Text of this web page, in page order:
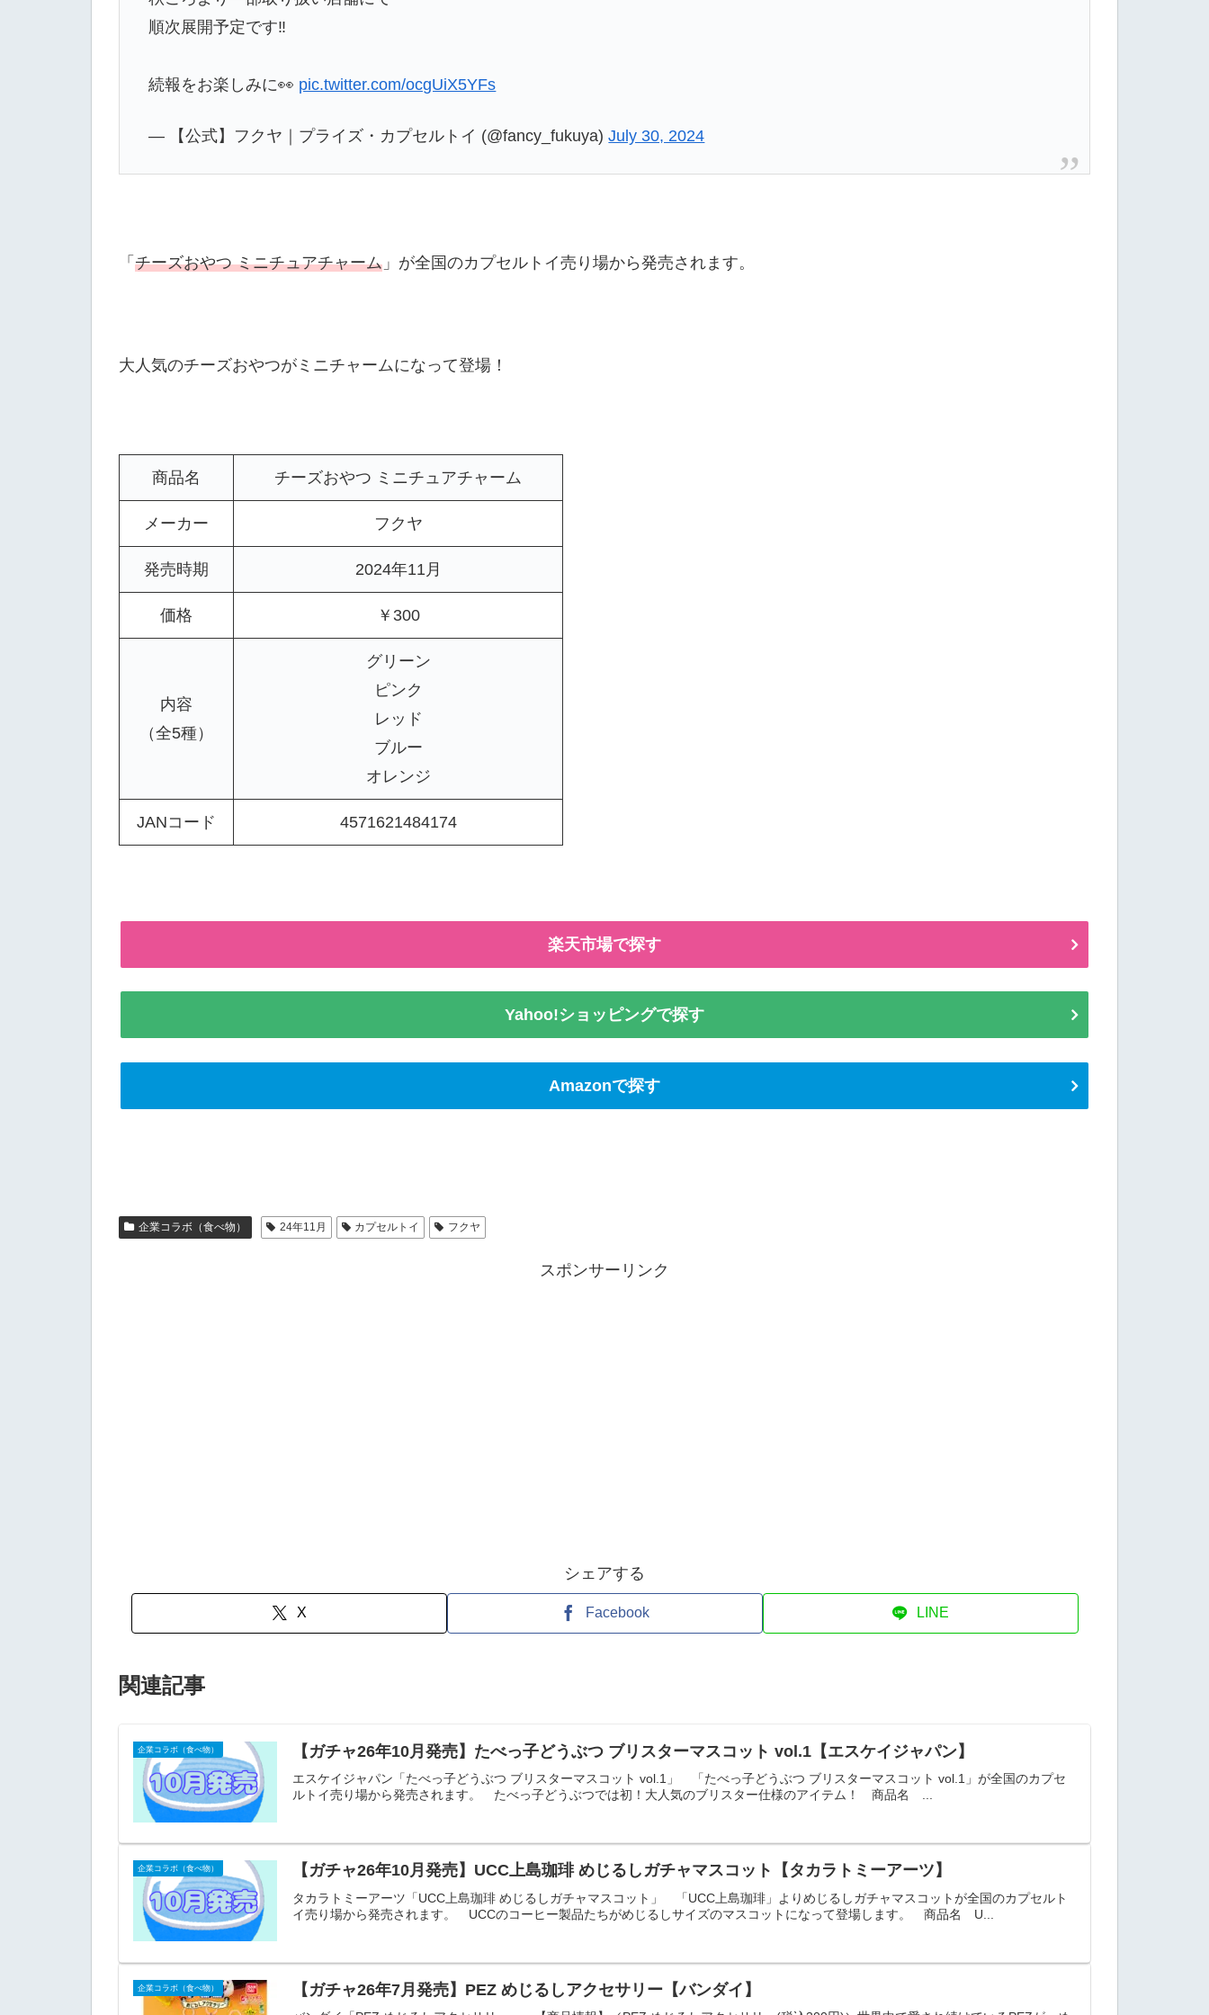
順次展開予定です‼️
続報をお楽しみに👀 pic.twitter.com/ocgUiX5YFs
— 【公式】フクヤ｜プライズ・カプセルトイ (@fancy_fukuya)July 30, 2024
「 チーズおやつ ミニチュアチャーム 」が全国のカプセルトイ売り場から発売されます。
大人気のチーズおやつがミニチャームになって登場！
商品名 チーズおやつ ミニチュアチャーム
メーカー フクヤ
発売時期 2024年11月
価格 ￥300
内容
（全5種）
グリーン
ピンク
レッド
ブルー
オレンジ
JANコード 4571621484174
楽天市場で探す
Yahoo!ショッピングで探す
Amazonで探す
企業コラボ（食べ物） 24年11月 カプセルトイ フクヤ
スポンサーリンク
シェアする
X Facebook LINE
関連記事
企業コラボ（食べ物） 【ガチャ26年10月発売】たべっ子どうぶつ ブリスターマスコット vol.1【エスケイジャパン】
エスケイジャパン「たべっ子どうぶつ ブリスターマスコット vol.1」 「たべっ子どうぶつ ブリスターマスコット vol.1」が全国のカプセ
ルトイ売り場から発売されます。 たべっ子どうぶつでは初！大人気のブリスター仕様のアイテム！ 商品名 ...
企業コラボ（食べ物） 【ガチャ26年10月発売】UCC上島珈琲 めじるしガチャマスコット【タカラトミーアーツ】
タカラトミーアーツ「UCC上島珈琲 めじるしガチャマスコット」 「UCC上島珈琲」よりめじるしガチャマスコットが全国のカプセルト
イ売り場から発売されます。 UCCのコーヒー製品たちがめじるしサイズのマスコットになって登場します。 商品名 U...
企業コラボ（食べ物） 【ガチャ26年7月発売】PEZ めじるしアクセサリー【バンダイ】